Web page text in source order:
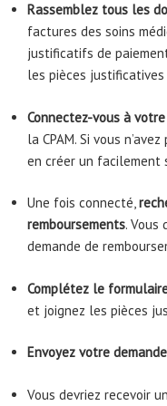
Rassemblez tous les
factures des soins
justificatifs de
les pièces
Connectez-vous à
la CPAM. Si vous
en créer un facilement
Une fois connecté,
remboursements. Vous
demande de
Complétez le
et joignez les pièces
Envoyez votre demande
Vous devriez recevoir